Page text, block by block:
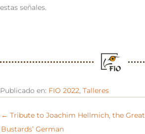
estas señales.
Publicado en: FIO 2022, Talleres
← Tribute to Joachim Hellmich, the Great
Bustards’ German